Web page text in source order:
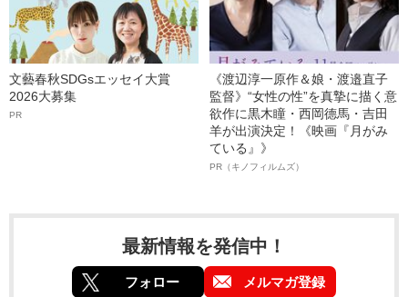
文藝春秋SDGsエッセイ大賞
2026大募集
PR
《渡辺淳一原作＆娘・渡邉直子
監督》“女性の性”を真摯に描く意
欲作に黒木瞳・西岡德馬・吉田
羊が出演決定！《映画『月がみ
ている』》
PR（キノフィルムズ）
最新情報を発信中！
フォロー メルマガ登録